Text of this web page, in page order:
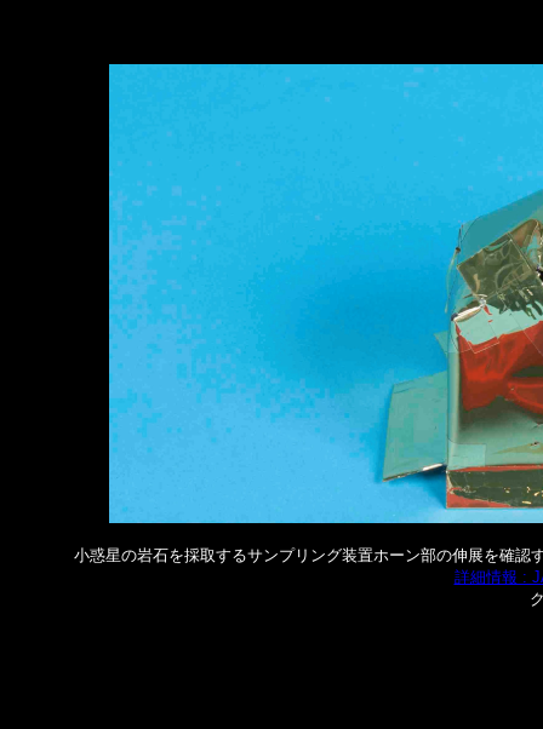
小惑星の岩石を採取するサンプリング装置ホーン部の伸展を確
詳細情報 :